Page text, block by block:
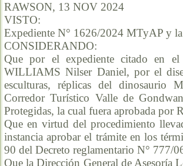
RAWSON, 13 NOV 2024
VISTO:
Expediente N° 1626/2024 MTyAP y
CONSIDERANDO:
Que por el expediente citado en
WILLIAMS Nilser Daniel, por el
esculturas, réplicas del dinosaurio
Corredor Turístico Valle de
Protegidas, la cual fuera aprobada
Que en virtud del procedimiento
instancia aprobar el trámite en los
90 del Decreto reglamentario N° 777/
Que la Dirección General de Asesoría